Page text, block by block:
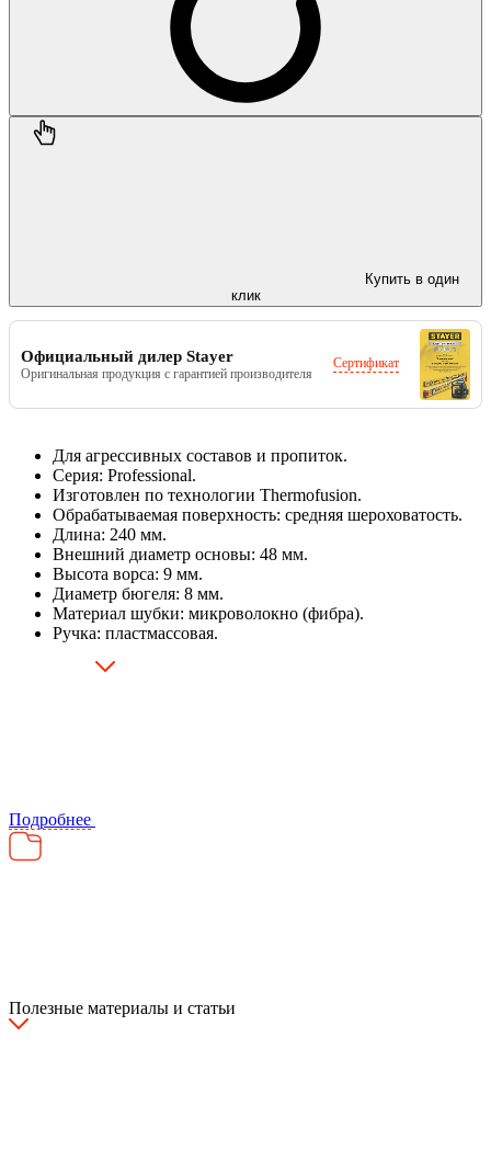
Купить в один
клик
Официальный дилер Stayer
Оригинальная продукция с гарантией производителя
Сертификат
Для агрессивных составов и пропиток.
Серия: Professional.
Изготовлен по технологии Thermofusion.
Обрабатываемая поверхность: средняя шероховатость.
Длина: 240 мм.
Внешний диаметр основы: 48 мм.
Высота ворса: 9 мм.
Диаметр бюгеля: 8 мм.
Материал шубки: микроволокно (фибра).
Ручка: пластмассовая.
Подробнее
Полезные материалы и статьи